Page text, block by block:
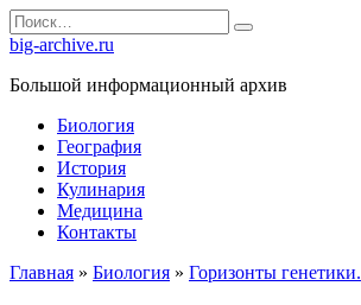
Перейти
к
содержанию
Search
for:
big-archive.ru
Большой информационный архив
Биология
География
История
Кулинария
Медицина
Контакты
Главная » Биология » Горизонты генетики.